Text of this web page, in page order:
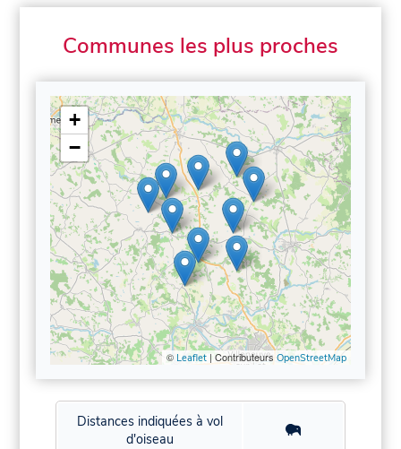
Communes les plus proches
+
−
© Leaflet| ContributeursOpenStreetMap
Distances indiquées à vol
d'oiseau